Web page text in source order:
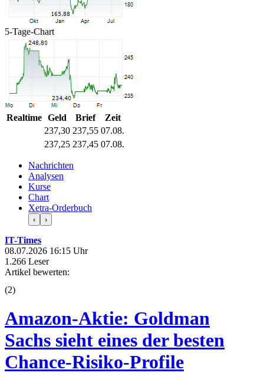
5-Tage-Chart
Realtime Geld Brief
Zeit
237,30 237,55 07.08.
237,25 237,45 07.08.
Nachrichten
Analysen
Kurse
Chart
Xetra-Orderbuch
‹ ›
IT-Times
08.07.2026 16:15 Uhr
1.266 Leser
Artikel bewerten:
(2)
Amazon-Aktie: Goldman
Sachs sieht eines der besten
Chance-Risiko-Profile